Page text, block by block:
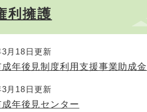
利擁護
月18日更新
年後見制度利用支援事業助成
月18日更新
年後見センター